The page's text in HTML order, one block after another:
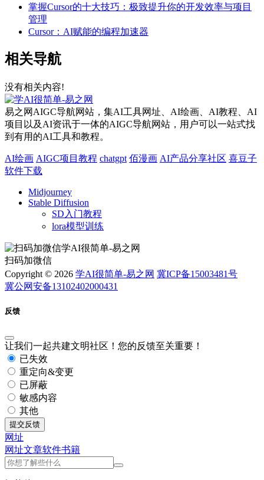
掌握Cursor的十大技巧：极致提升你的开发效率与项目
管理
Cursor：AI赋能的编程加速器
相关导航
没有相关内容!
易之网AIGC导航网站，集AI工具网址、AI绘画、AI教程、AI
项目以及AI资讯于一体的AIGC导航网站，用户可以一站式找
到有用的AI工具和教程。
AI绘画 AIGC项目教程 chatgpt 佰漫画 AI产品分享社区 喜豆子
软件下载
Midjourney
Stable Diffusion
SD入门教程
lora模型训练
扫码加微信
Copyright © 2026 学AI很简单-易之网 冀ICP备15003481号
冀公网安备13102402000431
反馈
让我们一起共建文明社区！您的反馈至关重要！
已失效
重定向&变更
已屏蔽
敏感内容
其他
提交反馈
网址
网址文章软件书籍